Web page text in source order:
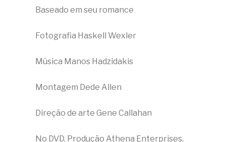
Baseado em seu romance
Fotografia Haskell Wexler
Música Manos Hadzidakis
Montagem Dede Allen
Direção de arte Gene Callahan
No DVD. Produção Athena Enterprises,